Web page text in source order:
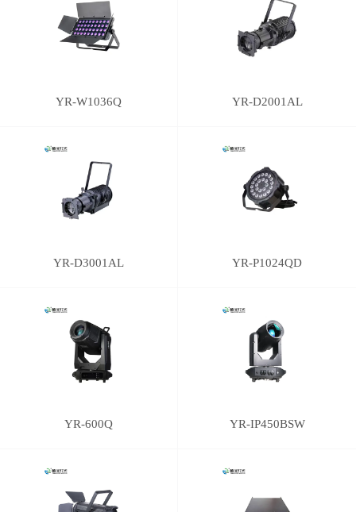
YR-W1036Q YR-D2001AL
YR-D3001AL YR-P1024QD
YR-600Q YR-IP450BSW